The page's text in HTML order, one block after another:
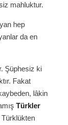
mahluktur.
hep
da en
Şüphesiz ki
Fakat
lâkin
Türkler
Türklükten